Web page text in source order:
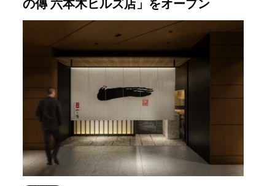
の傳 六本木ヒルズ店」をオープン